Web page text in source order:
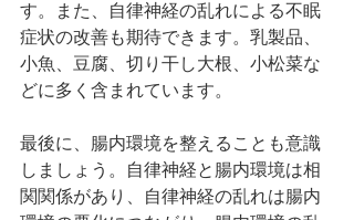
す。また、自律神経の乱れによる不眠
症状の改善も期待できます。乳製品、
小魚、豆腐、切り干し大根、小松菜な
どに多く含まれています。
最後に、腸内環境を整えることも意識
しましょう。自律神経と腸内環境は相
関関係があり、自律神経の乱れは腸内